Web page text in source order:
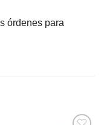
órdenes para